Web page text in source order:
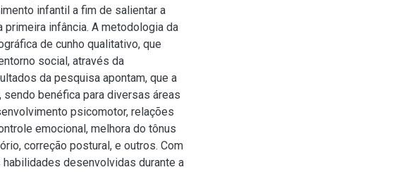
infantil a fim de salientar a
primeira infância. A metodologia da
de cunho qualitativo, que
social, através da
da pesquisa apontam, que a
benéfica para diversas áreas
psicomotor, relações
emocional, melhora do tônus
correção postural, e outros. Com
desenvolvidas durante a